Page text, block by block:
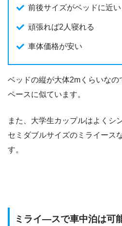
前後サイズがベッドに近い
頑張れば2人寝れる
車体価格が安い
ベッドの縦が大体2mくらいなの
ペースに似ています。
また、大学生カップルはよくシ
セミダブルサイズのミライース
す。
ミライ―スで車中泊は可